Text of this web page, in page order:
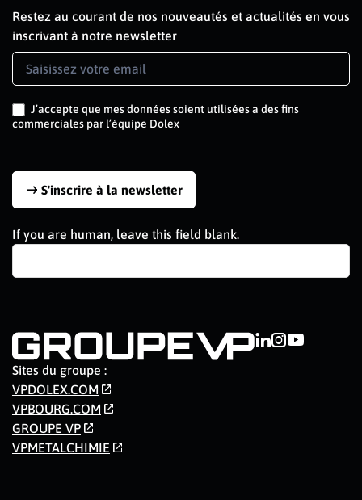
Restez au courant de nos nouveautés et actualités en vous
inscrivant à notre newsletter
Newsletter
Signup
J’accepte que mes données soient utilisées a des fins
commerciales par l’équipe Dolex
S'inscrire à la newsletter
If you are human, leave this field blank.
Sites du groupe :
VPDOLEX.COM
VPBOURG.COM
GROUPE VP
VPMETALCHIMIE